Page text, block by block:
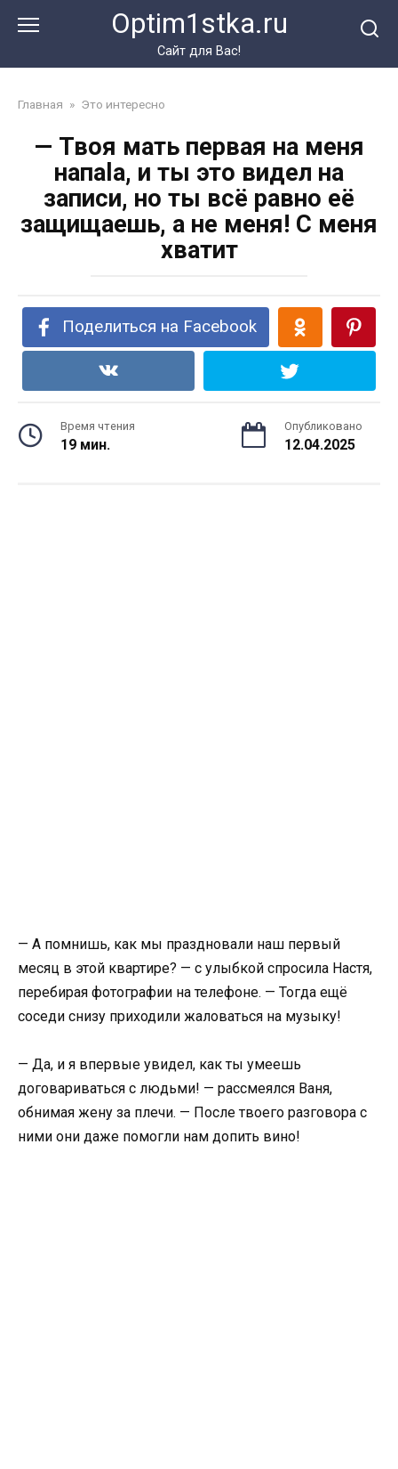
Optim1stka.ru
Сайт для Вас!
Главная » Это интересно
— Твоя мать первая на меня
нaпala, и ты это видел на
записи, но ты всё равно её
защищаешь, а не меня! С меня
хватит
Поделиться на Facebook
Время чтения
19 мин.
Опубликовано
12.04.2025
— А помнишь, как мы праздновали наш первый
месяц в этой квартире? — с улыбкой спросила Настя,
перебирая фотографии на телефоне. — Тогда ещё
соседи снизу приходили жаловаться на музыку!
— Да, и я впервые увидел, как ты умеешь
договариваться с людьми! — рассмеялся Ваня,
обнимая жену за плечи. — После твоего разговора с
ними они даже помогли нам допить вино!